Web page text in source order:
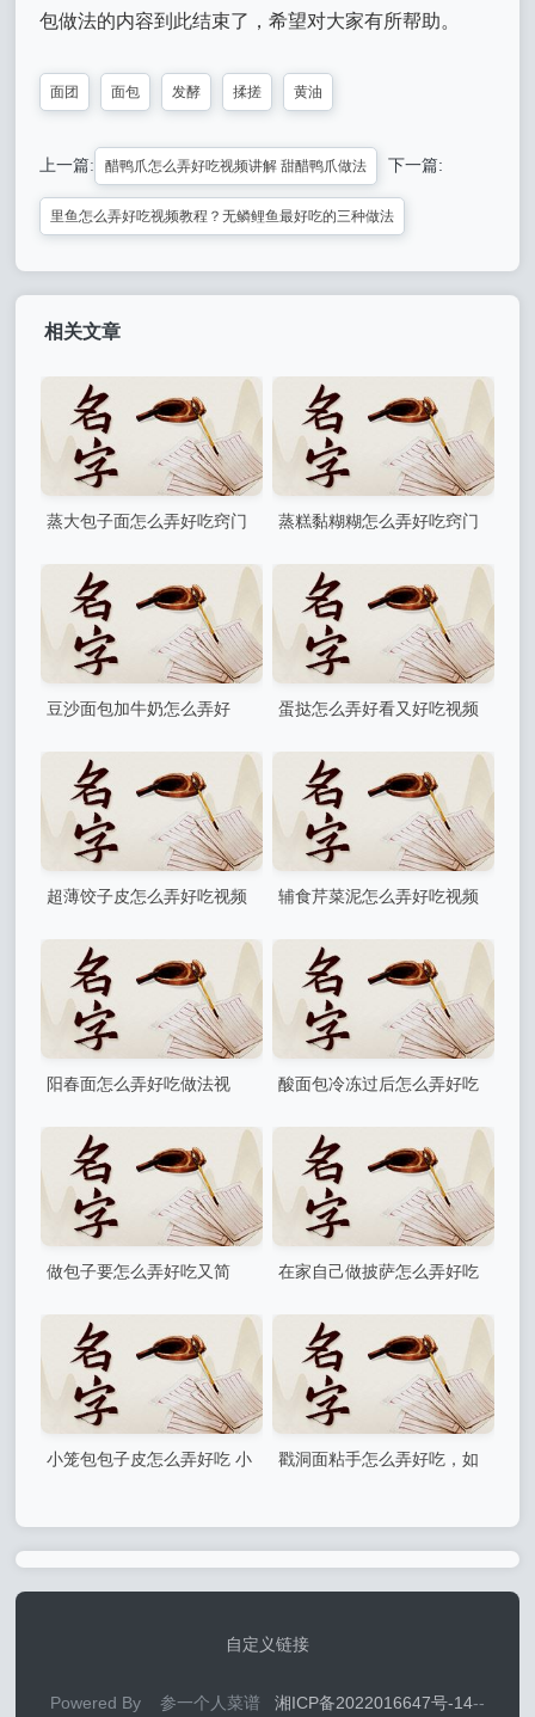
包做法的内容到此结束了，希望对大家有所帮助。
面团 面包 发酵 揉搓 黄油
上一篇: 醋鸭爪怎么弄好吃视频讲解 甜醋鸭爪做法 下一篇:
里鱼怎么弄好吃视频教程？无鳞鲤鱼最好吃的三种做法
相关文章
蒸大包子面怎么弄好吃窍门
蒸糕黏糊糊怎么弄好吃窍门
豆沙面包加牛奶怎么弄好
的做法
蛋挞怎么弄好看又好吃视频
超薄饺子皮怎么弄好吃视频
子皮有视频吗)
辅食芹菜泥怎么弄好吃视频
阳春面怎么弄好吃做法视
酸面包冷冻过后怎么弄好吃
做包子要怎么弄好吃又简
在家自己做披萨怎么弄好吃
小笼包包子皮怎么弄好吃 小
戳洞面粘手怎么弄好吃，如
自定义链接
Powered By 参一个人菜谱 湘ICP备2022016647号-14--